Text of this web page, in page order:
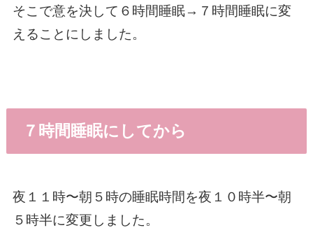
そこで意を決して６時間睡眠→７時間睡眠に変
えることにしました。
７時間睡眠にしてから
夜１１時〜朝５時の睡眠時間を夜１０時半〜朝
５時半に変更しました。